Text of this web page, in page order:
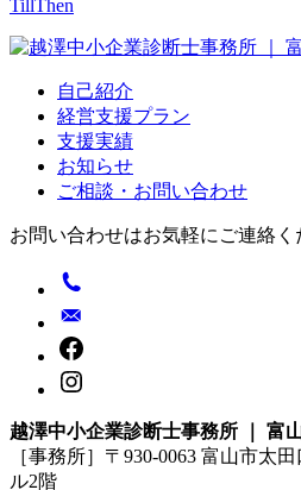
ゲ
TillThen
自己紹介
経営支援プラン
支援実績
お知らせ
ご相談・お問い合わせ
お問い合わせはお気軽にご連絡く
越澤中小企業診断士事務所 ｜ 富
［事務所］〒930-0063 富山市太
ル2階